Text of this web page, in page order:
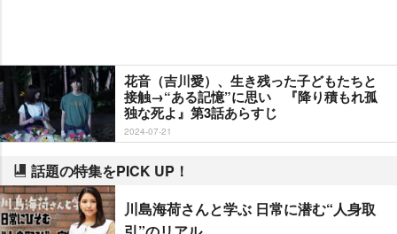
花音（吉川愛）、生き残った子どもたちと
接触→“ある記憶”に思い 『降り積もれ孤
独な死よ』第3話あらすじ
2024-07-21
話題の特集をPICK UP！
川島海荷さんと学ぶ 日常に潜む“人身取